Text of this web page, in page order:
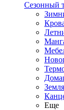
Сезонный
Еще